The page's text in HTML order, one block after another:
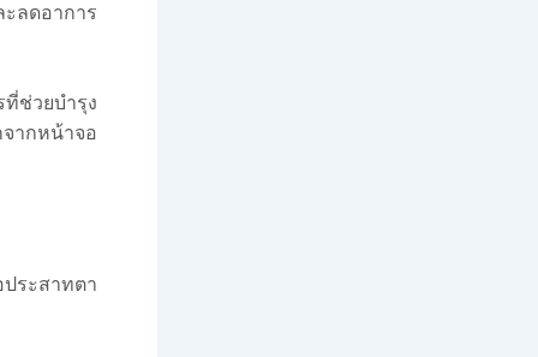
ะลดอาการ
ช่วยบำรุง
ากหน้าจอ
ระสาทตา